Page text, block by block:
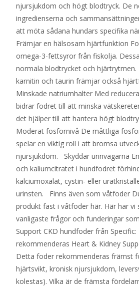
njursjukdom och högt blodtryck. De
ingredienserna och
att möta sådana hundars specifika
Främjar en hälsosam hjärtfunktion
omega-3-fettsyror från fiskolja.
normala blodtrycket och hjärtrytmen.
karnitin och taurin främjar också
Minskade natriumhalter Med
bidrar fodret till att minska
det hjälper till att hantera högt
Moderat fosfornivå De måttliga
spelar en viktig roll i att bromsa
njursjukdom. Skyddar urinvägarna
och kaliumcitratet i hundfodret
kalciumoxalat, cystin- eller
urinsten. Finns även som våtfoder
produkt fast i våtfoder här. Här har vi
vanligaste frågor och funderingar
Support CKD hundfoder från
rekommenderas Heart & Kidney
Detta foder rekommenderas främst
hjärtsvikt, kronisk njursjukdom,
kolestas). Vilka är de främsta